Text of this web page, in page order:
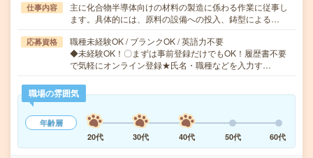
仕事内容
主に化合物半導体向けの材料の製造に係わる作業に従事し
ます。具体的には、原料の設備への投入、鋳型による…
応募資格
職種未経験OK / ブランクOK / 英語力不要
◆未経験OK！〇まずは事前登録だけでもOK！履歴書不要
で気軽にオンライン登録★氏名・職種などを入力す…
職場の雰囲気
年齢層
20代
30代 40代 50代 60代